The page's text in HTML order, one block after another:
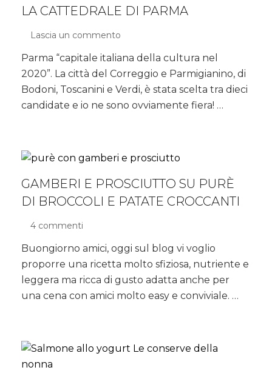
LA CATTEDRALE DI PARMA
Lascia un commento
Cattedrale
di
Parma
Parma “capitale italiana della cultura nel
2020”. La città del Correggio e Parmigianino, di
Bodoni, Toscanini e Verdi, è stata scelta tra dieci
candidate e io ne sono ovviamente fiera! …
GAMBERI E PROSCIUTTO SU PURÈ
DI BROCCOLI E PATATE CROCCANTI
4 commenti
e
prosciutto
su
di
croccanti
Buongiorno amici, oggi sul blog vi voglio
proporre una ricetta molto sfiziosa, nutriente e
leggera ma ricca di gusto adatta anche per
una cena con amici molto easy e conviviale. …